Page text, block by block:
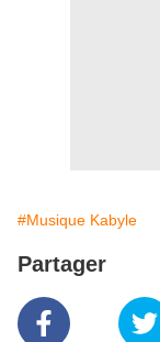
#Musique Kabyle
Partager